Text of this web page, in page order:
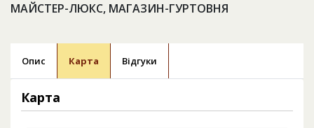
МАЙСТЕР-ЛЮКС, МАГАЗИН-ГУРТОВНЯ
Опис Карта Відгуки
Карта